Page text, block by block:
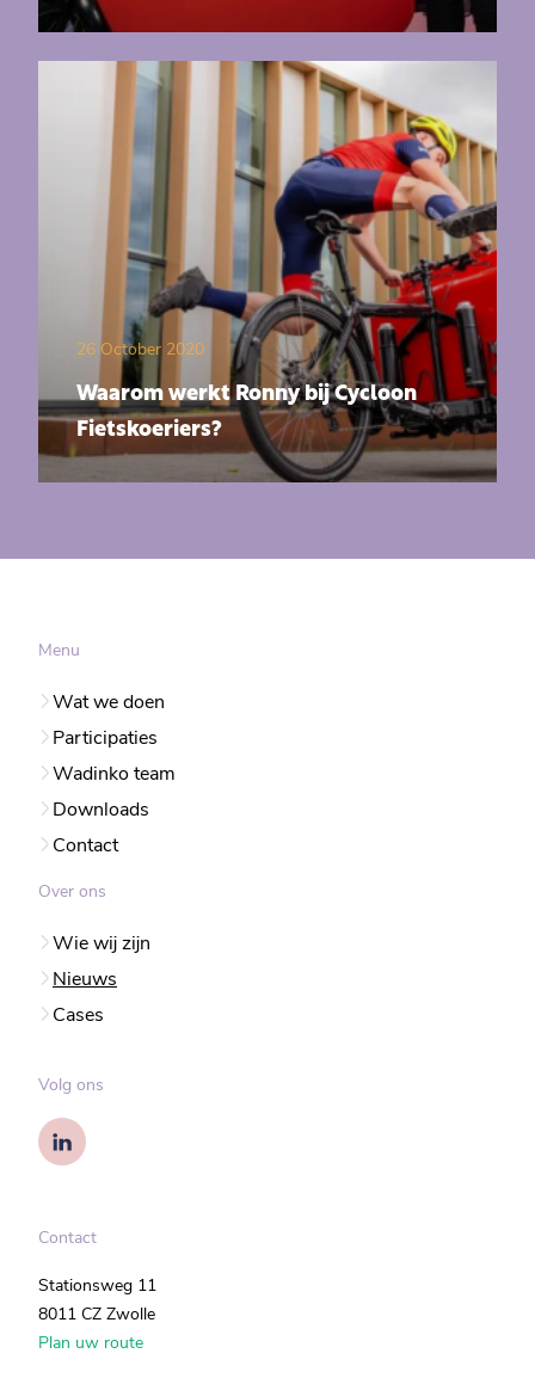
26 October 2020
Waarom werkt Ronny bij Cycloon
Fietskoeriers?
Menu
Wat we doen
Participaties
Wadinko team
Downloads
Contact
Over ons
Wie wij zijn
Nieuws
Cases
Volg ons
Contact
Stationsweg 11
8011 CZ Zwolle
Plan uw route